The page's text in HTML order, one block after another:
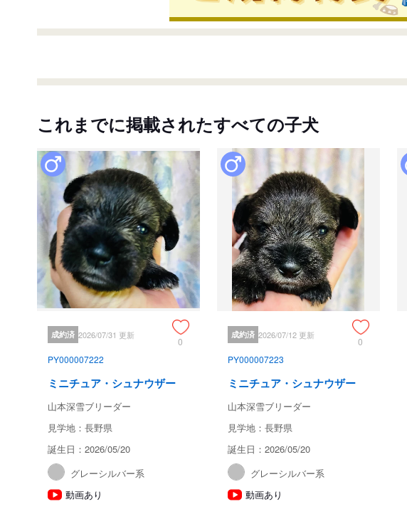
これまでに掲載されたすべての子犬
成約済 2026/07/31 更新
0
PY000007222
ミニチュア・シュナウザー
山本深雪ブリーダー
見学地：長野県
誕生日：2026/05/20
グレーシルバー系
動画あり
成約済 2026/07/12 更新
0
PY000007223
ミニチュア・シュナウザー
山本深雪ブリーダー
見学地：長野県
誕生日：2026/05/20
グレーシルバー系
動画あり